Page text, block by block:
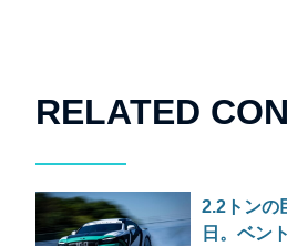
RELATED
2.2トンの
日。ベン